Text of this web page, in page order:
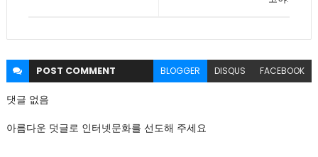
POST COMMENT BLOGGER DISQUS FACEBOOK
댓글 없음
아름다운 덧글로 인터넷문화를 선도해 주세요